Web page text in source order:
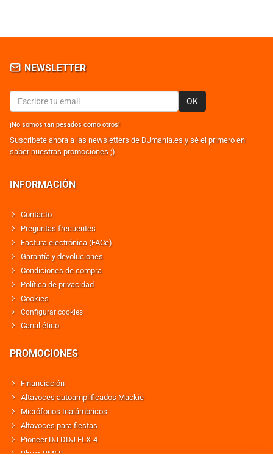
NEWSLETTER
OK
¡No somos tan pesados como otros!
Suscribete ahora a las newsletters de DJmania.es y sé el primero en
saber nuestras promociones ;)
INFORMACIÓN
Contacto
Preguntas frecuentes
Factura electrónica (FACe)
Garantía y devoluciones
Condiciones de compra
Política de privacidad
Cookies
Configurar cookies
Canal ético
PROMOCIONES
Financiación
Altavoces autoamplificados Mackie
Micrófonos Inalámbricos
Altavoces para fiestas
Pioneer DJ DDJ FLX-4